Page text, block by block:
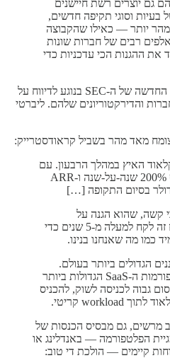
גם יוצרים רשת חיישנים
בעיות וסוגי תקיפה חדשים,
יותר — כאילו שהקבוצה
רבים של חברות שונות
את ההגנות הכי עדכניות כדי
קראודסטרייק גם ציינו שהרגולציה החדשה של ה-SEC בנוגע לדיווח על
והדירקטוריונים שלהם. ליברטי
מאד מהר בשביל קראודסטרייק:
האיץ במהלך הרבעון. עם
net new ARR צומח כמעט 200% שנה-על-שנה ו-ARR
קשה, שהוא הגנה על
workload בקלאוד. […] אז זה לקח למעלה מ-5 שנים כדי
כמו מה שאנחנו בנינו.
הגדולים ביותר בעולם.
אנחנו מגנים על כמה מפלטפורמות ה-SaaS הגדולות ביותר
גבוה לכניסה לשוק, להכניס
מרשים, גם מבסיס הכנסות של
הפלטפורמה — באנדלינג או